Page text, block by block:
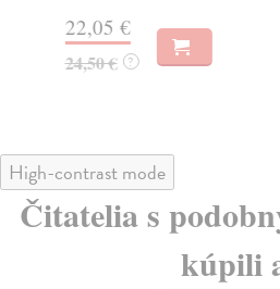
22,05 €
24,50 € ?
High-contrast mode
Čitatelia s
kúpili